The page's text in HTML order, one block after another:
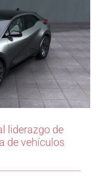
liderazgo de
de vehículos